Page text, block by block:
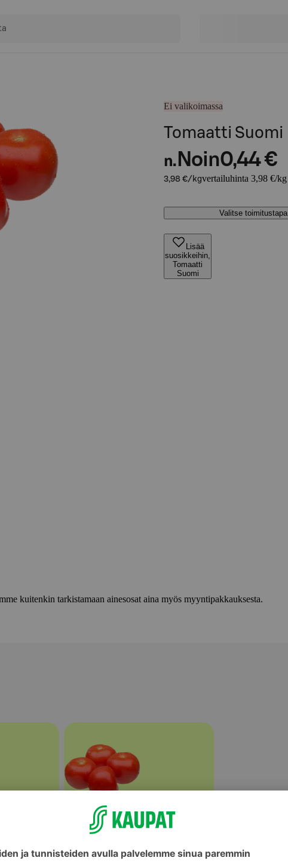
Ei valikoimassa
Tomaatti Suomi
n. Noin0,44 €
3,98 €/kgvertailuhinta 3,98 €/kg
Valitse toimitustapa
Lisää
suosikkeihin,
Tomaatti
Suomi
kuitenkin tarkistamaan ainesosat aina myös myyntipakkauksesta.
Tomaatit